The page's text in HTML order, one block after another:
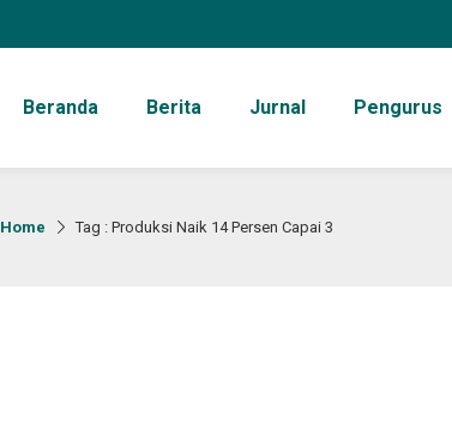
Beranda Berita Jurnal Pengurus
Home Tag : Produksi Naik 14 Persen Capai 3